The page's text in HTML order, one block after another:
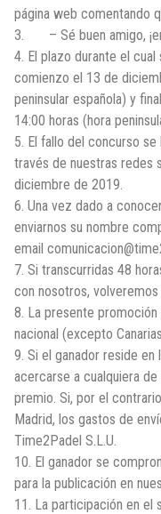
página web comentando
3. – Sé buen amigo,
4. El plazo durante el
comienzo el 13 de
peninsular española) y
14:00 horas (hora
5. El fallo del concurso
través de nuestras redes
diciembre de 2019.
6. Una vez dado a
enviarnos su nombre
email
7. Si transcurridas 48
con nosotros,
8. La presente
nacional (excepto
9. Si el ganador reside en
acercarse a cualquiera
premio. Si, por el
Madrid, los gastos de
Time2Padel S.L.U.
10. El ganador se
para la publicación en
11. La participación en el